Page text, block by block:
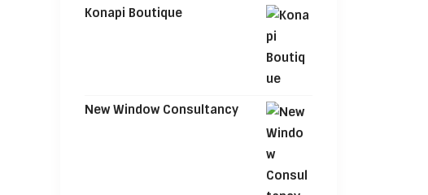
Konapi Boutique
New Window Consultancy